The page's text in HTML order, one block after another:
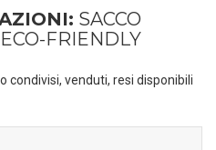
SACCO
FRIENDLY
condivisi, venduti, resi disponibili